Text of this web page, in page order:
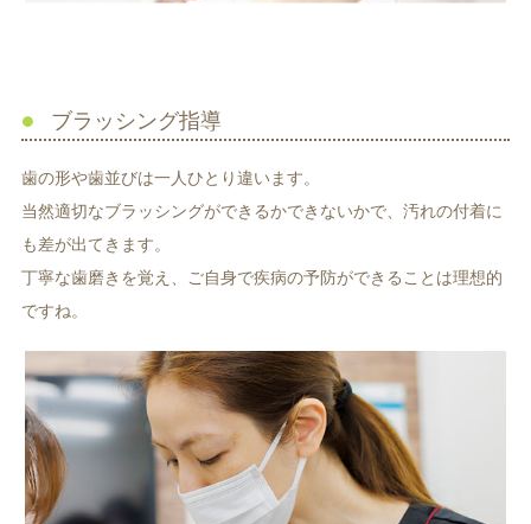
ブラッシング指導
歯の形や歯並びは一人ひとり違います。
当然適切なブラッシングができるかできないかで、汚れの付着に
も差が出てきます。
丁寧な歯磨きを覚え、ご自身で疾病の予防ができることは理想的
ですね。